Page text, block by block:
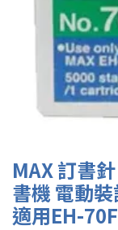
MAX 訂書
書機 電動
適用EH-